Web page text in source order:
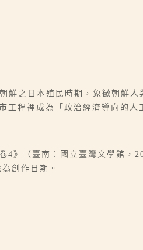
鮮之日本殖民時期，象徵朝鮮
工程裡成為「政治經濟導向的
4》（臺南：國立臺灣文學館，
創作日期。